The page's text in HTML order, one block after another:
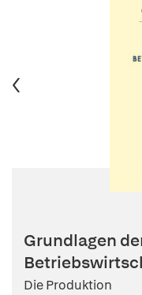
Grundlagen
Die Produktion